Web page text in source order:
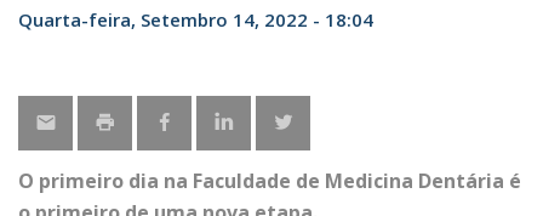
Quarta-feira, Setembro 14, 2022 - 18:04
O primeiro dia na Faculdade de Medicina Dentária é